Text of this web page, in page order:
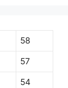
58
57
54